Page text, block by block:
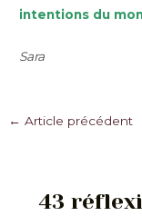
intentions du
Sara
Navigation
← Article précédent
43